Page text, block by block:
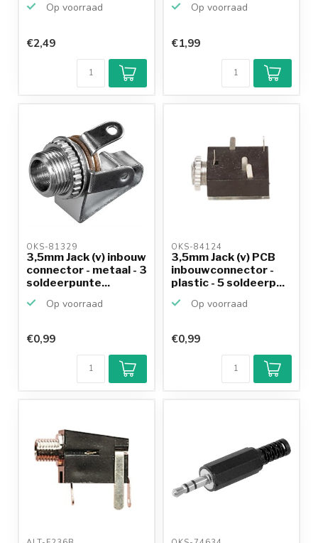
Op voorraad
€2,49
Op voorraad
€1,99
OKS-81329
3,5mm Jack (v) inbouw
connector - metaal - 3
soldeerpunte...
Op voorraad
€0,99
OKS-84124
3,5mm Jack (v) PCB
inbouwconnector -
plastic - 5 soldeerp...
Op voorraad
€0,99